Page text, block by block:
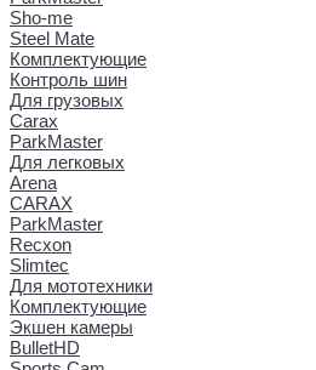
Sho-me
Steel Mate
Комплектующие
Контроль шин
Для грузовых
Carax
ParkMaster
Для легковых
Arena
CARAX
ParkMaster
Recxon
Slimtec
Для мототехники
Комплектующие
Экшен камеры
BulletHD